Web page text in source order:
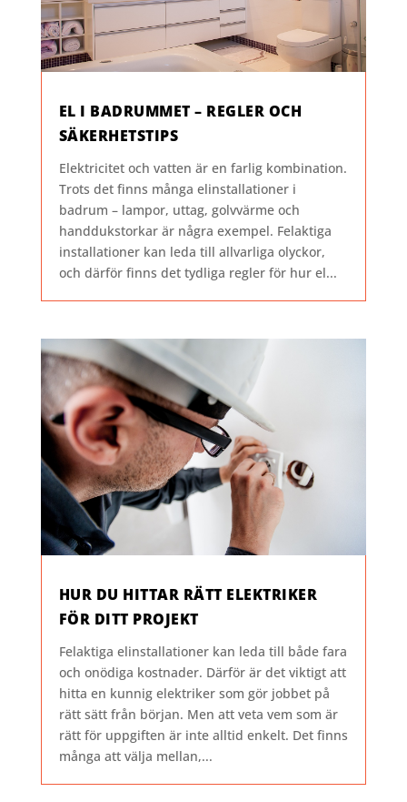
EL I BADRUMMET – REGLER OCH
SÄKERHETSTIPS
Elektricitet och vatten är en farlig kombination.
Trots det finns många elinstallationer i
badrum – lampor, uttag, golvvärme och
handdukstorkar är några exempel. Felaktiga
installationer kan leda till allvarliga olyckor,
och därför finns det tydliga regler för hur el...
HUR DU HITTAR RÄTT ELEKTRIKER
FÖR DITT PROJEKT
Felaktiga elinstallationer kan leda till både fara
och onödiga kostnader. Därför är det viktigt att
hitta en kunnig elektriker som gör jobbet på
rätt sätt från början. Men att veta vem som är
rätt för uppgiften är inte alltid enkelt. Det finns
många att välja mellan,...